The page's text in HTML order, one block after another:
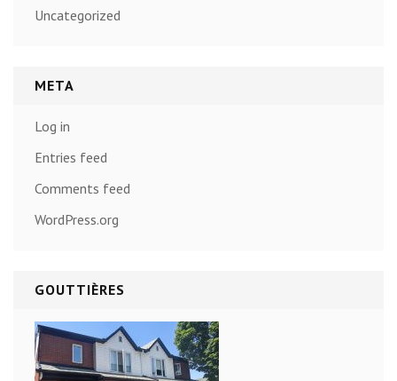
Uncategorized
META
Log in
Entries feed
Comments feed
WordPress.org
GOUTTIÈRES